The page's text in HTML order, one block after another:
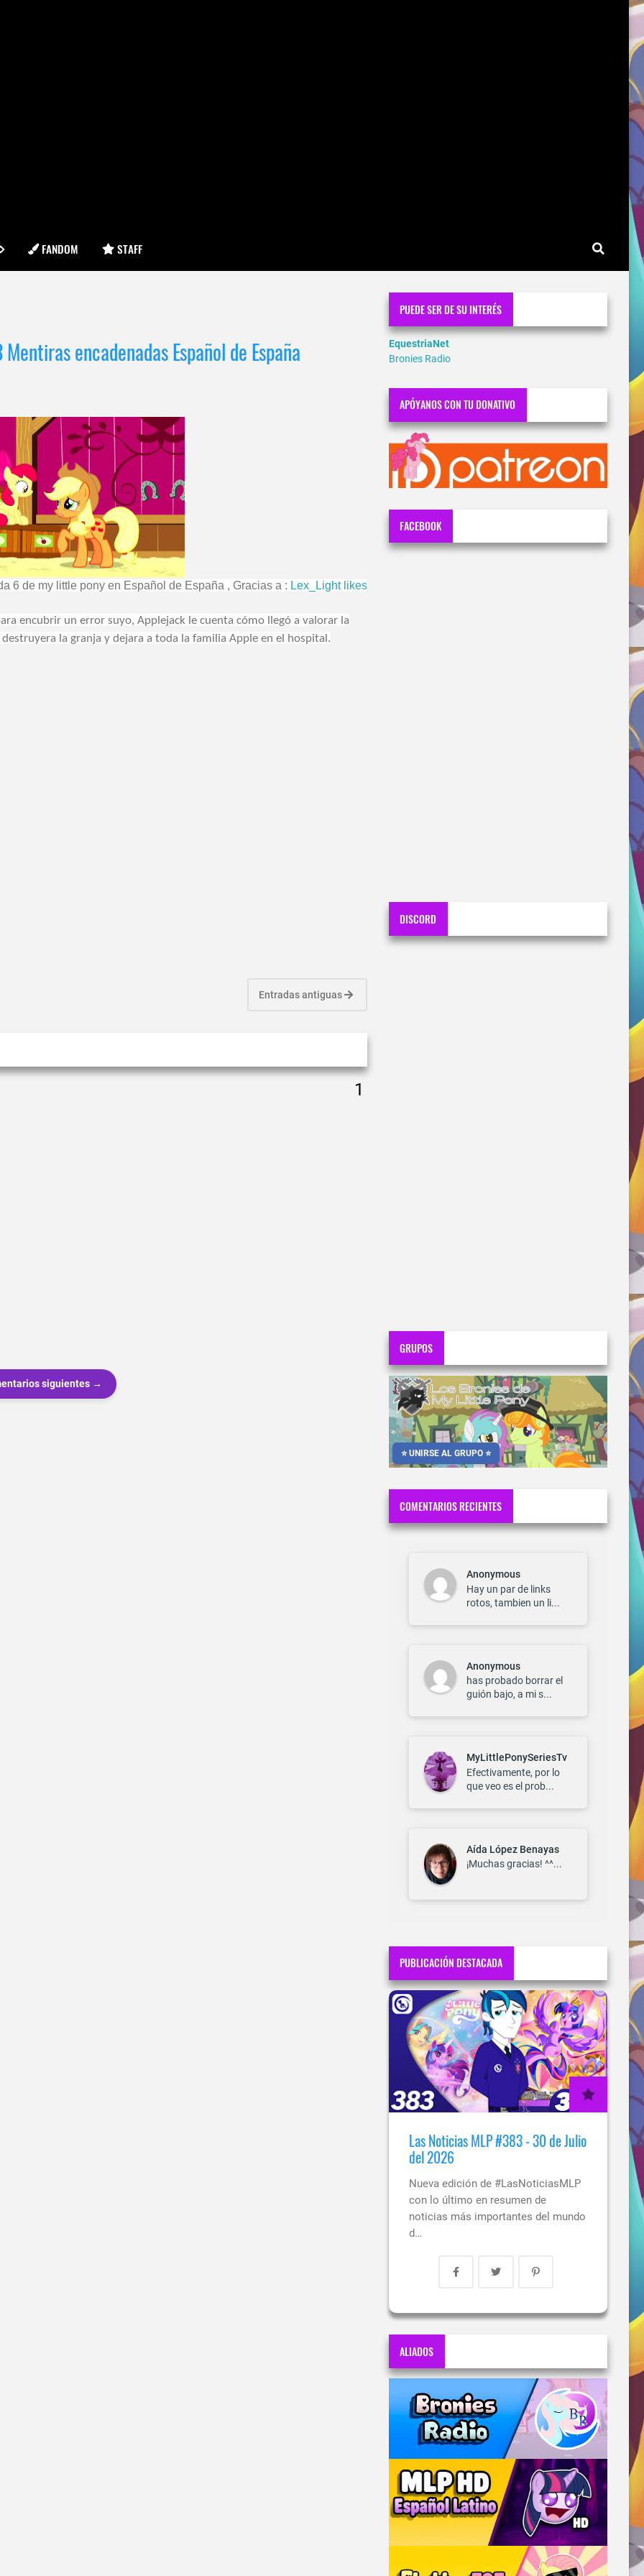
FANDOM STAFF
encadenadas Español de España
6 de my little pony en Español de España , Gracias a : Lex_Light likes
encubrir un error suyo, Applejack le cuenta cómo llegó a valorar la
la granja y dejara a toda la familia Apple en el hospital.
Entradas antiguas
siguientes →
PUEDE SER DE SU INTERÉS
EquestriaNet
Bronies Radio
APÓYANOS CON TU DONATIVO
FACEBOOK
DISCORD
GRUPOS
⭐ UNIRSE AL GRUPO ⭐
COMENTARIOS RECIENTES
Anonymous
Hay un par de links
rotos, tambien un li...
Anonymous
has probado borrar el
guión bajo, a mi s...
MyLittlePonySeriesTv
Efectivamente, por lo
que veo es el prob...
Aída López Benayas
¡Muchas gracias! ^^...
PUBLICACIÓN DESTACADA
Las Noticias MLP #383 - 30 de Julio
del 2026
Nueva edición de #LasNoticiasMLP
con lo último en resumen de
noticias más importantes del mundo
d…
ALIADOS